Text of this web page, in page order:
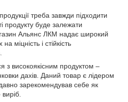
треба завжди підходити
продукту буде залежати
Альянс ЛКМ надає широкий
міцність і стійкість
з високоякісним продуктом –
дахів. Даний товар є лідером
зарекомендував себе як
виріб.